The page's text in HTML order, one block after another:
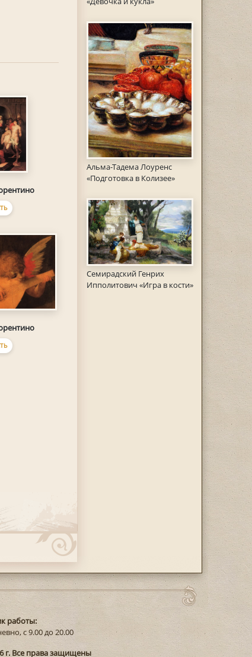
Альма-Тадема Лоуренс
«Подготовка в Колизее»
Семирадский Генрих
Ипполитович «Игра в кости»
работы:
с 9.00 до 20.00
г. Все права защищены